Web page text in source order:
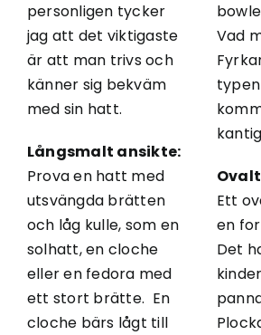
personligen tycker
jag att det viktigaste
är att man trivs och
känner sig bekväm
med sin hatt.
Långsmalt ansikte:
Prova en hatt med
utsvängda brätten
och låg kulle, som en
solhatt, en cloche
eller en fedora med
ett stort brätte. En
cloche bärs lågt till
Vad
Ett
en
Det